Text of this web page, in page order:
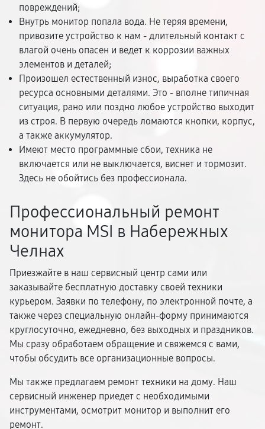
повреждений;
Внутрь монитор попала вода. Не теряя времени,
привозите устройство к нам - длительный контакт с
влагой очень опасен и ведет к коррозии важных
элементов и деталей;
Произошел естественный износ, выработка своего
ресурса основными деталями. Это - вполне типичная
ситуация, рано или поздно любое устройство выходит
из строя. В первую очередь ломаются кнопки, корпус,
а также аккумулятор.
Имеют место программные сбои, техника не
включается или не выключается, виснет и тормозит.
Здесь не обойтись без профессионала.
Профессиональный ремонт
монитора MSI в Набережных
Челнах
Приезжайте в наш сервисный центр сами или
заказывайте бесплатную доставку своей техники
курьером. Заявки по телефону, по электронной почте, а
также через специальную онлайн-форму принимаются
круглосуточно, ежедневно, без выходных и праздников.
Мы сразу обработаем обращение и свяжемся с вами,
чтобы обсудить все организационные вопросы.
Мы также предлагаем ремонт техники на дому. Наш
сервисный инженер приедет с необходимыми
инструментами, осмотрит монитор и выполнит его
ремонт.